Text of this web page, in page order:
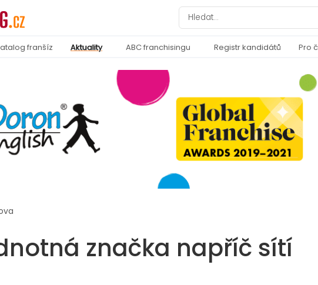
franšíz Aktuality ABC franchisingu Registr kandidátů Pro
značka napříč sítí